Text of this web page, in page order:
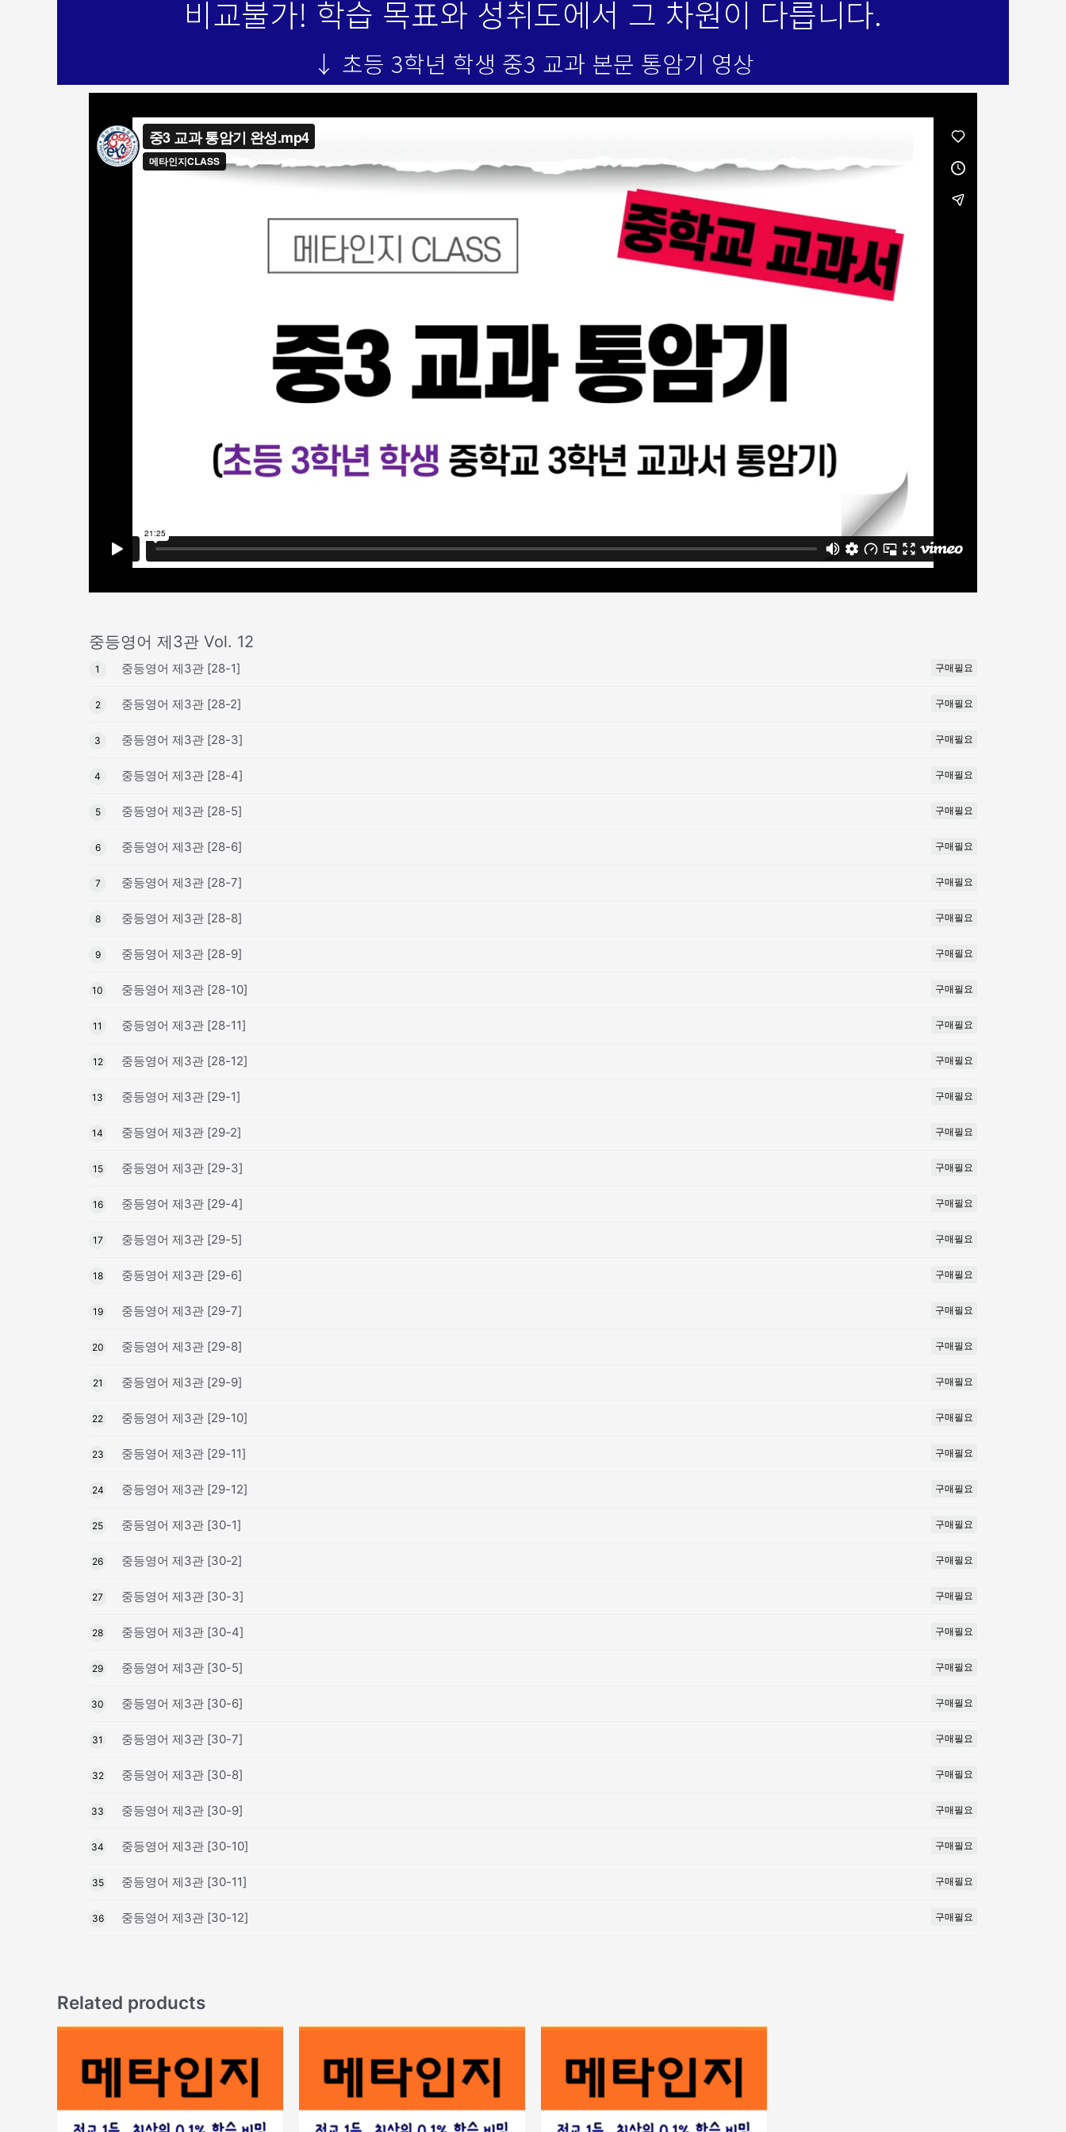
비교불가! 학습 목표와 성취도에서 그 차원이 다릅니다.
↓ 초등 3학년 학생 중3 교과 본문 통암기 영상
중등영어 제3관 Vol. 12
1 중등영어 제3관 [28-1] 구매필요
2 중등영어 제3관 [28-2] 구매필요
3 중등영어 제3관 [28-3] 구매필요
4 중등영어 제3관 [28-4] 구매필요
5 중등영어 제3관 [28-5] 구매필요
6 중등영어 제3관 [28-6] 구매필요
7 중등영어 제3관 [28-7] 구매필요
8 중등영어 제3관 [28-8] 구매필요
9 중등영어 제3관 [28-9] 구매필요
10 중등영어 제3관 [28-10] 구매필요
11 중등영어 제3관 [28-11] 구매필요
12 중등영어 제3관 [28-12] 구매필요
13 중등영어 제3관 [29-1] 구매필요
14 중등영어 제3관 [29-2] 구매필요
15 중등영어 제3관 [29-3] 구매필요
16 중등영어 제3관 [29-4] 구매필요
17 중등영어 제3관 [29-5] 구매필요
18 중등영어 제3관 [29-6] 구매필요
19 중등영어 제3관 [29-7] 구매필요
20 중등영어 제3관 [29-8] 구매필요
21 중등영어 제3관 [29-9] 구매필요
22 중등영어 제3관 [29-10] 구매필요
23 중등영어 제3관 [29-11] 구매필요
24 중등영어 제3관 [29-12] 구매필요
25 중등영어 제3관 [30-1] 구매필요
26 중등영어 제3관 [30-2] 구매필요
27 중등영어 제3관 [30-3] 구매필요
28 중등영어 제3관 [30-4] 구매필요
29 중등영어 제3관 [30-5] 구매필요
30 중등영어 제3관 [30-6] 구매필요
31 중등영어 제3관 [30-7] 구매필요
32 중등영어 제3관 [30-8] 구매필요
33 중등영어 제3관 [30-9] 구매필요
34 중등영어 제3관 [30-10] 구매필요
35 중등영어 제3관 [30-11] 구매필요
36 중등영어 제3관 [30-12] 구매필요
Related products